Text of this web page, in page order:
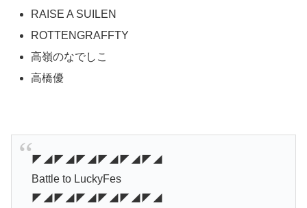
RAISE A SUILEN
ROTTENGRAFFTY
高嶺のなでしこ
高橋優
◤◢◤◢◤◢◤◢◤◢◤◢
Battle to LuckyFes
◤◢◤◢◤◢◤◢◤◢◤◢